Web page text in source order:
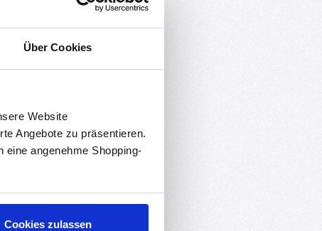
Über Cookies
Website
Angebote zu präsentieren.
angenehme Shopping-
Cookies zulassen
und 520kB RAM.